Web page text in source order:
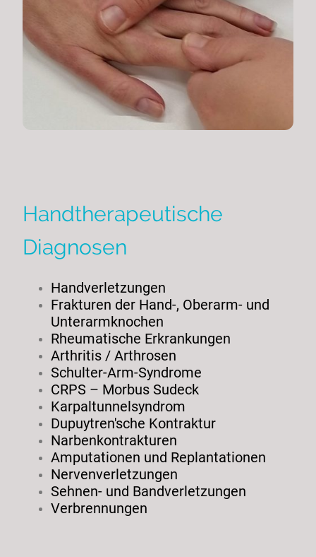
Handtherapeutische
Diagnosen
Handverletzungen
Frakturen der Hand-, Oberarm- und
Unterarmknochen
Rheumatische Erkrankungen
Arthritis / Arthrosen
Schulter-Arm-Syndrome
CRPS – Morbus Sudeck
Karpaltunnelsyndrom
Dupuytren'sche Kontraktur
Narbenkontrakturen
Amputationen und Replantationen
Nervenverletzungen
Sehnen- und Bandverletzungen
Verbrennungen